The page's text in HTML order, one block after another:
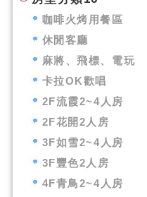
咖啡火烤用餐區
休閒客廳
麻將、飛標、電玩
卡拉OK歡唱
2F流霞2~4人房
2F花開2人房
3F如雪2~4人房
3F豐色2人房
4F青鳥2~4人房